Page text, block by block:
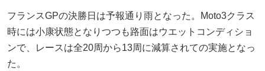
フランスGPの決勝日は予報通り雨となった。Moto3クラス
時には小康状態となりつつも路面はウエットコンディショ
ンで、レースは全20周から13周に減算されての実施となっ
た。